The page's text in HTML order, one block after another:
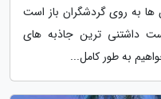
تابستان ها به روی گردشگران باز است
داشتنی ترین جاذبه های
به طور کامل...